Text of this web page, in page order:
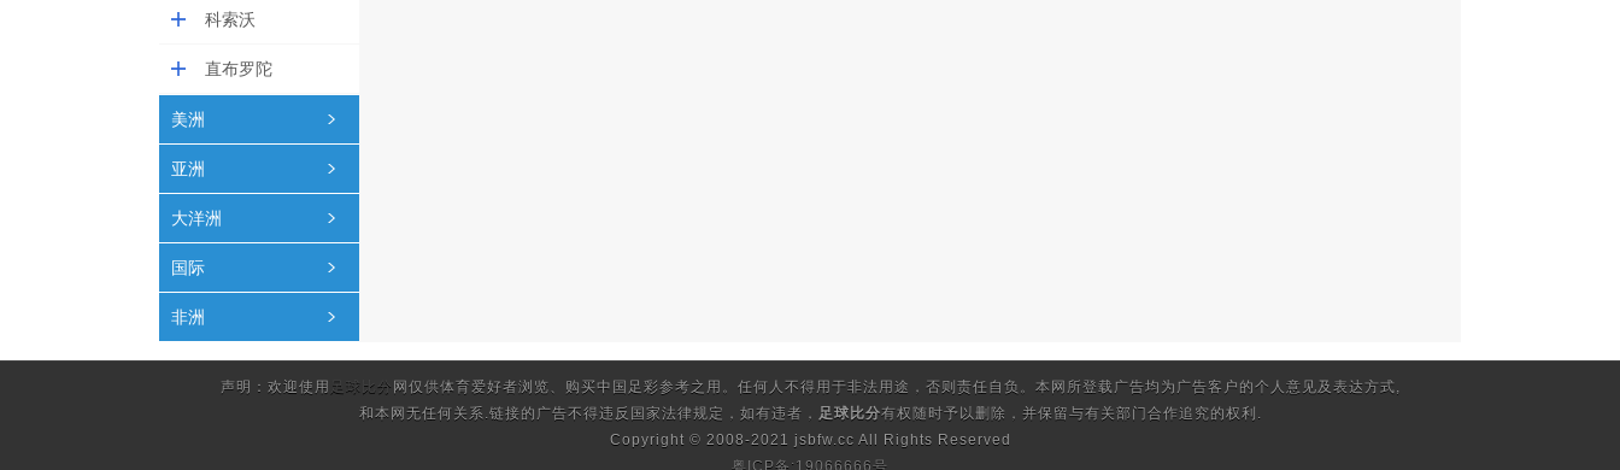
科索沃
直布罗陀
美洲
亚洲
大洋洲
国际
非洲
声明：欢迎使用 足球比分 网仅供体育爱好者浏览、购买中国足彩参考之用。任何人不得用于非法用途，否则责任自负。本网所登载广告均为广告客户的个人意见及表达方式,
和本网无任何关系.链接的广告不得违反国家法律规定，如有违者， 足球比分有权随时予以删除，并保留与有关部门合作追究的权利.
Copyright © 2008-2021 jsbfw.cc All Rights Reserved
粤ICP备:19066666号